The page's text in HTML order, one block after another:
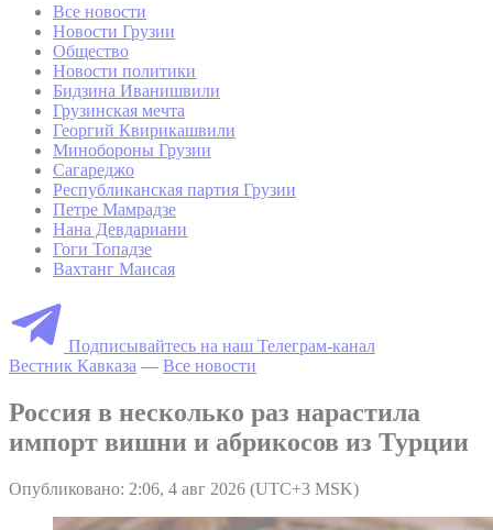
Все новости
Новости Грузии
Общество
Новости политики
Бидзина Иванишвили
Грузинская мечта
Георгий Квирикашвили
Минобороны Грузии
Сагареджо
Республиканская партия Грузии
Петре Мамрадзе
Нана Девдариани
Гоги Топадзе
Вахтанг Маисая
Подписывайтесь на наш Телеграм-канал
Вестник Кавказа — Все новости
Россия в несколько раз нарастила
импорт вишни и абрикосов из Турции
Опубликовано: 2:06, 4 авг 2026 (UTC+3 MSK)